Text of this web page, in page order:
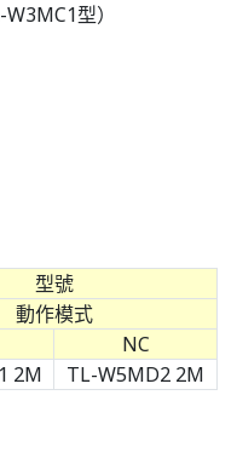
型）
型號
動作模式
NC
2M TL-W5MD2 2M